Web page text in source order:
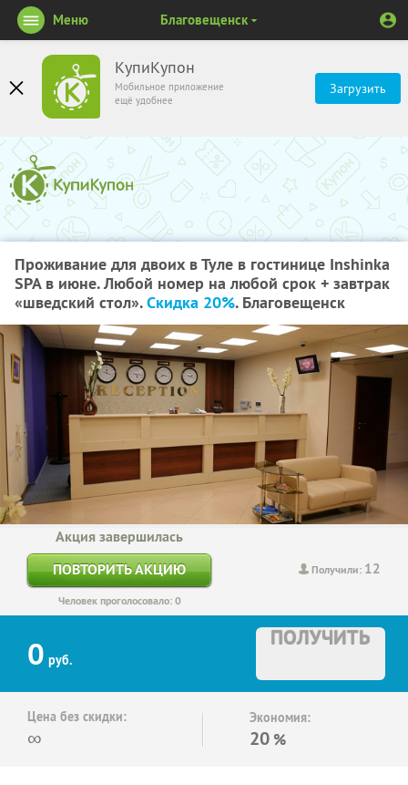
КупиКупон
Мобильное приложение
ещё удобнее
Загрузить
Меню Благовещенск
Проживание для двоих в Туле в гостинице Inshinka
SPA в июне. Любой номер на любой срок + завтрак
«шведский стол».Скидка 20%. Благовещенск
Получили: 12
Акция завершилась
ПОВТОРИТЬ АКЦИЮ
Человек проголосовало: 0
0 руб.
ПОЛУЧИТЬ
Цена без скидки:
∞
Экономия:
20 %